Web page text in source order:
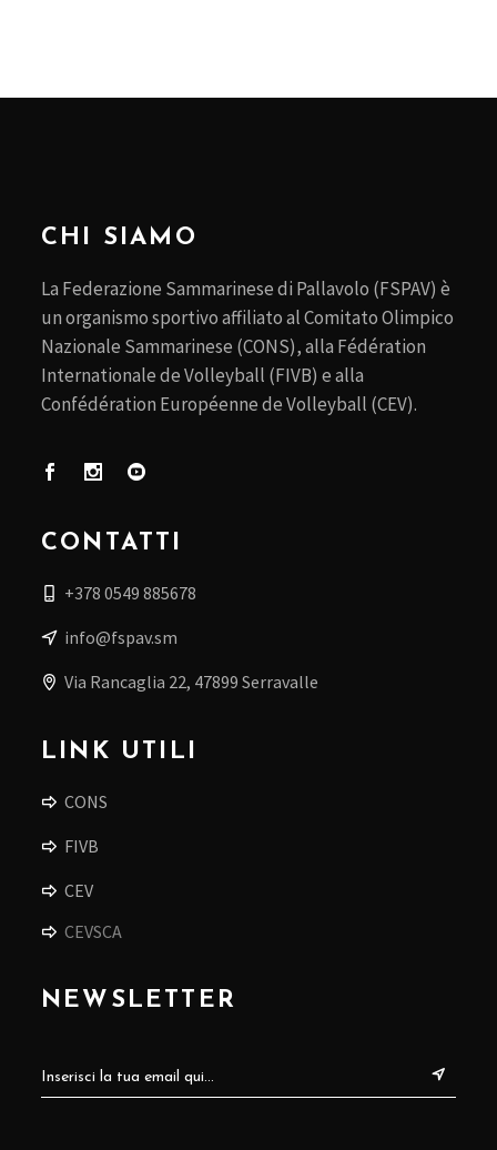
CHI SIAMO
La Federazione Sammarinese di Pallavolo (FSPAV) è
un organismo sportivo affiliato al Comitato Olimpico
Nazionale Sammarinese (CONS), alla Fédération
Internationale de Volleyball (FIVB) e alla
Confédération Européenne de Volleyball (CEV).
CONTATTI
+378 0549 885678
info@fspav.sm
Via Rancaglia 22, 47899 Serravalle
LINK UTILI
CONS
FIVB
CEV
CEVSCA
NEWSLETTER